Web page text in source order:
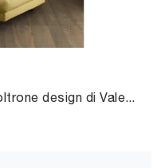
Clicca e scopri di più sulle Poltrone design di Valentini! Differenti modelli in tessuto, come Stone Chaise Longue, ti aspettano.